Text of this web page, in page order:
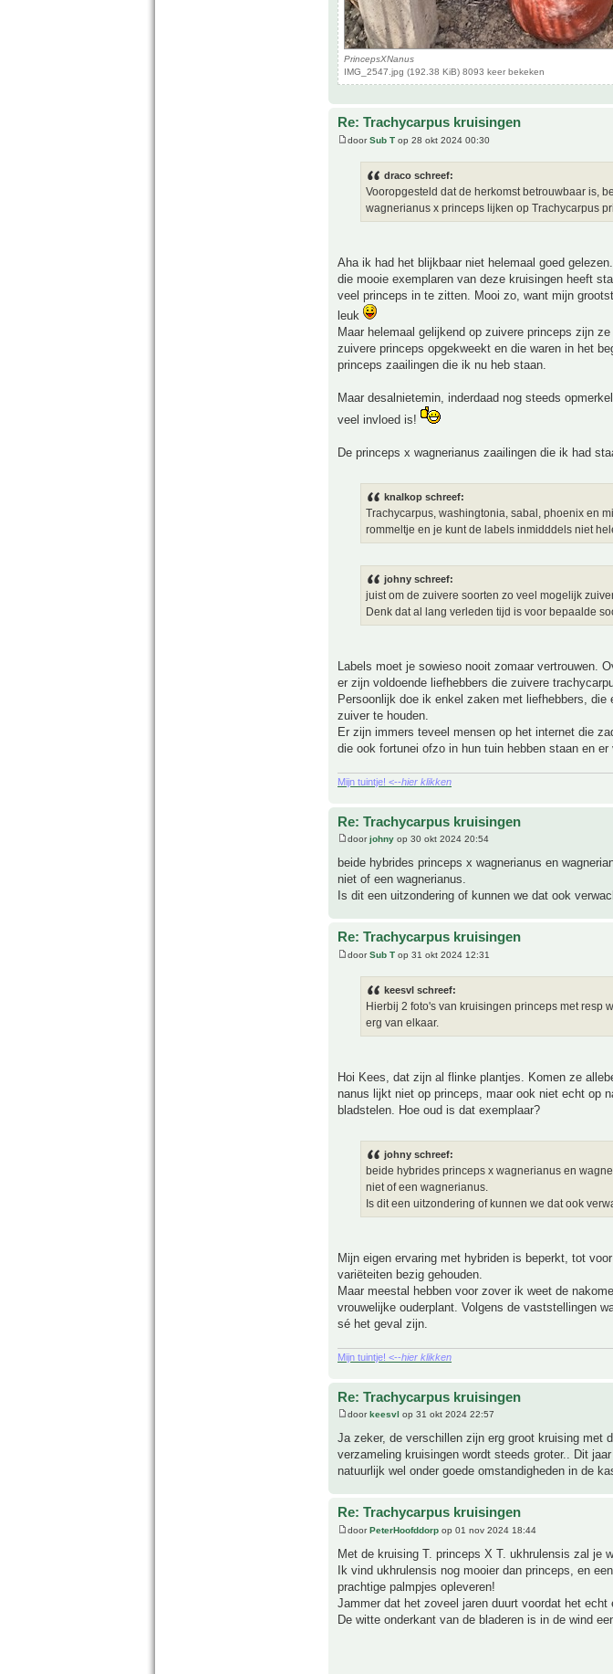
PrincepsXNanus
IMG_2547.jpg (192.38 KiB) 8093 keer bekeken
Re: Trachycarpus kruisingen
doorSub T op 28 okt 2024 00:30
draco schreef:
Vooropgesteld dat de herkomst betrouwbaar is,
wagnerianus x princeps lijken op Trachycarpus
Aha ik had het blijkbaar niet helemaal goed
die mooie exemplaren van deze kruisingen heeft
veel princeps in te zitten. Mooi zo, want mijn
leuk
Maar helemaal gelijkend op zuivere princeps zijn
zuivere princeps opgekweekt en die waren in het
princeps zaailingen die ik nu heb staan.
Maar desalnietemin, inderdaad nog steeds
veel invloed is!
De princeps x wagnerianus zaailingen die ik had
knalkop schreef:
Trachycarpus, washingtonia, sabal, phoenix en
rommeltje en je kunt de labels inmidddels niet
johny schreef:
juist om de zuivere soorten zo veel mogelijk
Denk dat al lang verleden tijd is voor bepaalde
Labels moet je sowieso nooit zomaar vertrouwen.
er zijn voldoende liefhebbers die zuivere
Persoonlijk doe ik enkel zaken met liefhebbers,
zuiver te houden.
Er zijn immers teveel mensen op het internet die
die ook fortunei ofzo in hun tuin hebben staan en er
Mijn tuintje! <--hier klikken
Re: Trachycarpus kruisingen
doorjohny op 30 okt 2024 20:54
beide hybrides princeps x wagnerianus en
niet of een wagnerianus.
Is dit een uitzondering of kunnen we dat ook
Re: Trachycarpus kruisingen
doorSub T op 31 okt 2024 12:31
keesvl schreef:
Hierbij 2 foto's van kruisingen princeps met resp
erg van elkaar.
Hoi Kees, dat zijn al flinke plantjes. Komen ze
nanus lijkt niet op princeps, maar ook niet echt op
bladstelen. Hoe oud is dat exemplaar?
johny schreef:
beide hybrides princeps x wagnerianus en
niet of een wagnerianus.
Is dit een uitzondering of kunnen we dat ook
Mijn eigen ervaring met hybriden is beperkt, tot
variëteiten bezig gehouden.
Maar meestal hebben voor zover ik weet de
vrouwelijke ouderplant. Volgens de vaststellingen
sé het geval zijn.
Mijn tuintje! <--hier klikken
Re: Trachycarpus kruisingen
doorkeesvl op 31 okt 2024 22:57
Ja zeker, de verschillen zijn erg groot kruising met
verzameling kruisingen wordt steeds groter.. Dit
natuurlijk wel onder goede omstandigheden in de
Re: Trachycarpus kruisingen
doorPeterHoofddorp op 01 nov 2024 18:44
Met de kruising T. princeps X T. ukhrulensis zal je
Ik vind ukhrulensis nog mooier dan princeps, en
prachtige palmpjes opleveren!
Jammer dat het zoveel jaren duurt voordat het echt
De witte onderkant van de bladeren is in de wind